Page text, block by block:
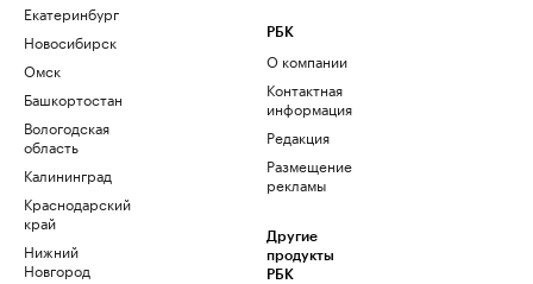
Екатеринбург
Новосибирск
Омск
Башкортостан
Вологодская
область
Калининград
Краснодарский
край
Нижний
Новгород
РБК
О компании
Контактная
информация
Редакция
Размещение
рекламы
Другие
продукты
РБК